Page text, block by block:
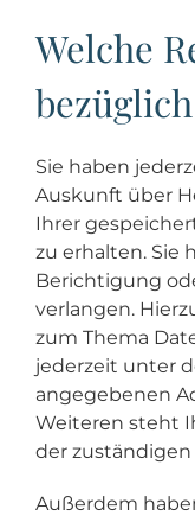
Welche
Sie haben
Auskunft über
Ihrer
zu erhalten. Sie
Berichtigung
verlangen.
zum Thema
jederzeit unter
angegebenen
Weiteren steht
der
Außerdem